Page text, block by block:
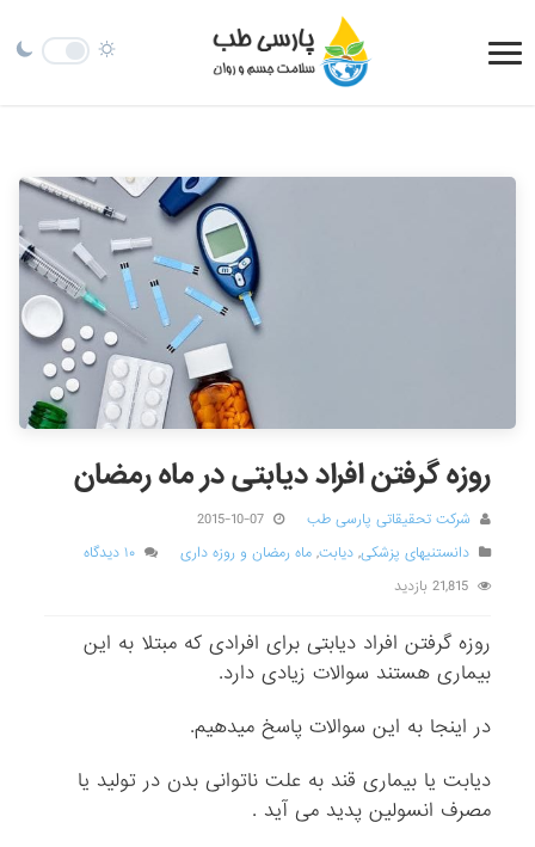
روزه گرفتن افراد دیابتی در ماه رمضان
شرکت تحقیقاتی پارسی طب
2015-10-07
دانستنیهای پزشکی,دیابت,ماه رمضان و روزه داری
۱۰ دیدگاه
21,815 بازدید
روزه گرفتن افراد دیابتی برای افرادی که مبتلا به این
بیماری هستند سوالات زیادی دارد.
در اینجا به این سوالات پاسخ میدهیم.
دیابت یا بیماری قند به علت ناتوانی بدن در تولید یا
مصرف انسولین پدید می آید .